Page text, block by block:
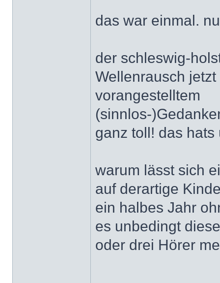
das war einmal.
der schleswig-
Wellenrausch
vorangestelltem
(sinnlos-
ganz toll! das
warum lässt sich
auf derartige
ein halbes Jahr
es unbedingt
oder drei Hörer